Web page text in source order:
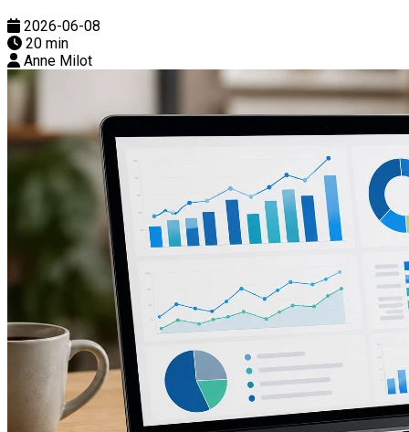
2026-06-08
20 min
Anne Milot